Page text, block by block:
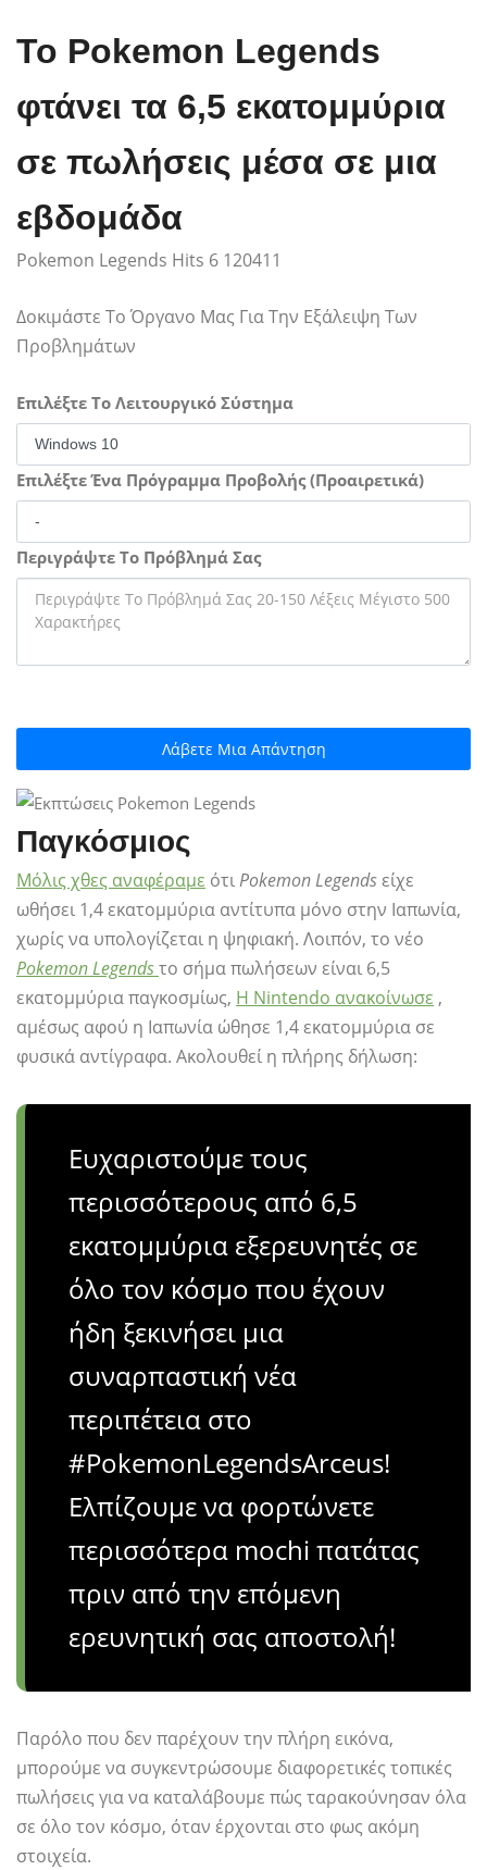
Το Pokemon Legends
φτάνει τα 6,5 εκατομμύρια
σε πωλήσεις μέσα σε μια
εβδομάδα
Pokemon Legends Hits 6 120411
Δοκιμάστε Το Όργανο Μας Για Την Εξάλειψη Των
Προβλημάτων
Επιλέξτε Το Λειτουργικό Σύστημα
Επιλέξτε Ένα Πρόγραμμα Προβολής (Προαιρετικά)
Περιγράψτε Το Πρόβλημά Σας
Λάβετε Μια Απάντηση
Παγκόσμιος
Μόλις χθες αναφέραμε ότιPokemon Legendsείχε
ωθήσει 1,4 εκατομμύρια αντίτυπα μόνο στην Ιαπωνία,
χωρίς να υπολογίζεται η ψηφιακή. Λοιπόν, το νέο
Pokemon Legendsτο σήμα πωλήσεων είναι 6,5
εκατομμύρια παγκοσμίως, Η Nintendo ανακοίνωσε ,
αμέσως αφού η Ιαπωνία ώθησε 1,4 εκατομμύρια σε
φυσικά αντίγραφα. Ακολουθεί η πλήρης δήλωση:
Ευχαριστούμε τους
περισσότερους από 6,5
εκατομμύρια εξερευνητές σε
όλο τον κόσμο που έχουν
ήδη ξεκινήσει μια
συναρπαστική νέα
περιπέτεια στο
#PokemonLegendsArceus!
Ελπίζουμε να φορτώνετε
περισσότερα mochi πατάτας
πριν από την επόμενη
ερευνητική σας αποστολή!
Παρόλο που δεν παρέχουν την πλήρη εικόνα,
μπορούμε να συγκεντρώσουμε διαφορετικές τοπικές
πωλήσεις για να καταλάβουμε πώς ταρακούνησαν όλα
σε όλο τον κόσμο, όταν έρχονται στο φως ακόμη
στοιχεία.